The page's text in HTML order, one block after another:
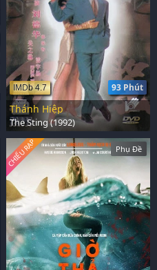
93 Phút
IMDb 4.7
Thánh Hiệp
The Sting (1992)
Phụ Đề
CHIẾU RẠP